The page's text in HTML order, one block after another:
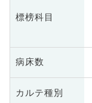
標榜科目
病床数
カルテ種別